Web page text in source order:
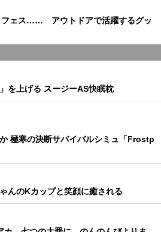
フェス…… アウトドアで活躍するグッ
を上げる スージーAS快眠枕
極寒の決断サバイバルシミュ「Frostp
んのKカップと笑顔に癒される